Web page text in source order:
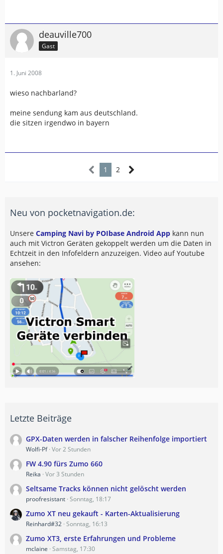
deauville700
Gast
1. Juni 2008
wieso nachbarland?
meine sendung kam aus deutschland.
die sitzen irgendwo in bayern
1 2
Neu von pocketnavigation.de:
Unsere Camping Navi by POIbase Android App kann nun
auch mit Victron Geräten gekoppelt werden um die Daten in
Echtzeit in den Infofeldern anzuzeigen. Video auf Youtube
ansehen:
Letzte Beiträge
GPX-Daten werden in falscher Reihenfolge importiert
Wolfi-Pf Vor 2 Stunden
FW 4.90 fürs Zumo 660
Reika Vor 3 Stunden
Seltsame Tracks können nicht gelöscht werden
proofresistant Sonntag, 18:17
Zumo XT neu gekauft - Karten-Aktualisierung
Reinhard#32 Sonntag, 16:13
Zumo XT3, erste Erfahrungen und Probleme
mclaine Samstag, 17:30